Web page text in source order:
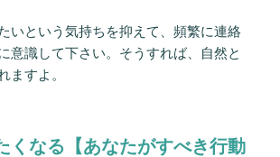
いという気持ちを抑えて、頻繁に連絡
意識して下さい。そうすれば、自然と
ますよ。
くなる【あなたがすべき行動